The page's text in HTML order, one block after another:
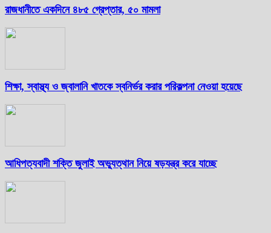
রাজধানীতে একদিনে ৪৮৫ গ্রেপ্তার, ৫০ মামলা
শিক্ষা, স্বাস্থ্য ও জ্বালানি খাতকে স্বনির্ভর করার পরিকল্পনা নেওয়া হয়েছে
আধিপত্যবাদী শক্তি জুলাই অভ্যুত্থান নিয়ে ষড়যন্ত্র করে যাচ্ছে